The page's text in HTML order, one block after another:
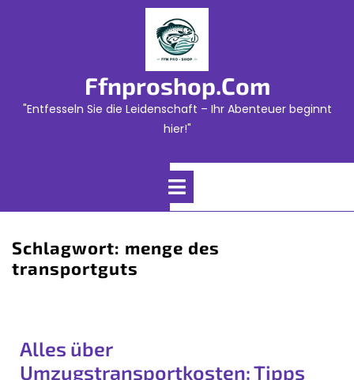
Ffnproshop.com
"Entfesseln Sie die Leidenschaft – Ihr Abenteuer beginnt
hier!"
Open
Schlagwort: menge des
transportguts
Alles über
Umzugstransportkosten: Tipps